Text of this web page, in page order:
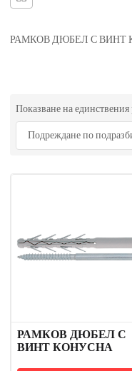
РАМКОВ ДЮБЕЛ С ВИНТ
Показване на единствения
РАМКОВ ДЮБЕЛ С
ВИНТ КОНУСНА